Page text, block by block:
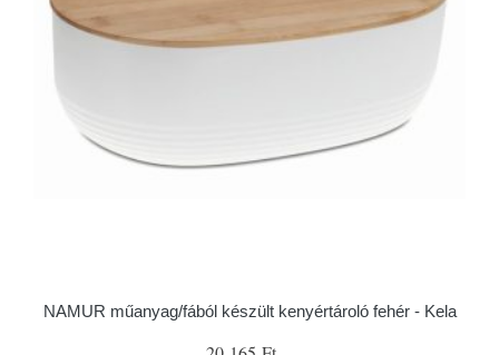
NAMUR műanyag/fából készült kenyértároló fehér - Kela